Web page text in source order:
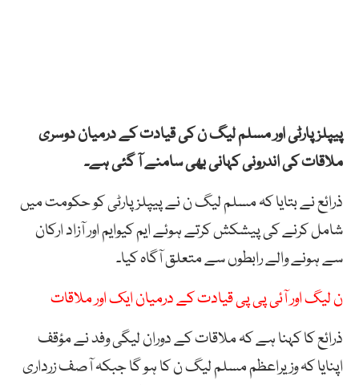
پیپلز پارٹی اور مسلم لیگ ن کی قیادت کے درمیان دوسری
ملاقات کی اندرونی کہانی بھی سامنے آ گئی ہے۔
ذرائع نے بتایا کہ مسلم لیگ ن نے پیپلز پارٹی کو حکومت میں
شامل کرنے کی پیشکش کرتے ہوئے ایم کیوایم اور آزاد ارکان
سے ہونے والے رابطوں سے متعلق آگاہ کیا۔
ن لیگ اور آئی پی پی قیادت کے درمیان ایک اور ملاقات
ذرائع کا کہنا ہے کہ ملاقات کے دوران لیگی وفد نے مؤقف
اپنایا کہ وزیراعظم مسلم لیگ ن کا ہو گا جبکہ آصف زرداری